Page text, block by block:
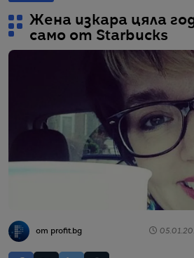
Жена изкара цяла
само от Starbucks
от profit.bg